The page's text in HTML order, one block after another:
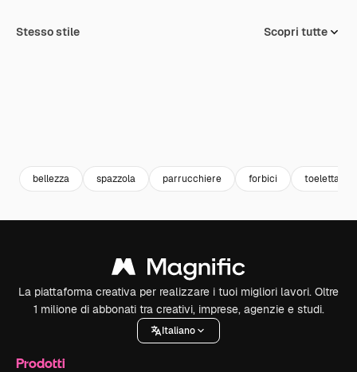
Stesso stile Scopri tutte
bellezza spazzola parrucchiere forbici toelettatura
La piattaforma creativa per realizzare i tuoi migliori lavori. Oltre
1 milione di abbonati tra creativi, imprese, agenzie e studi.
Italiano
Prodotti